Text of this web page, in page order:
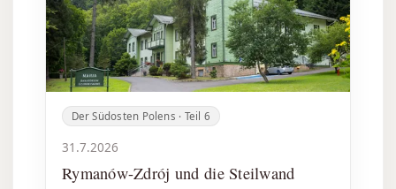
Der Südosten Polens · Teil 6
31.7.2026
Rymanów-Zdrój und die Steilwand